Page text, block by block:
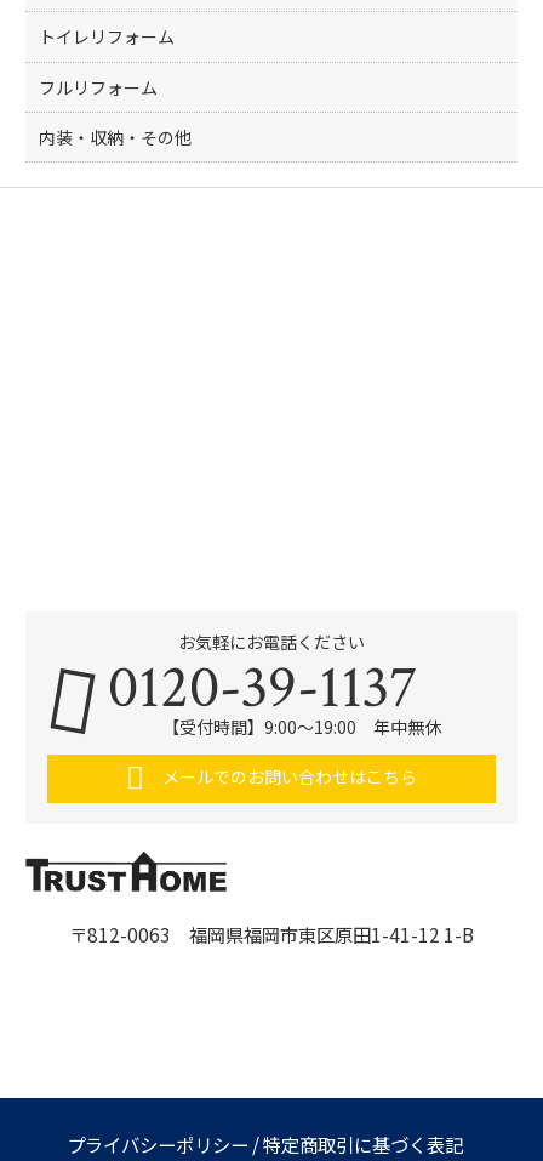
トイレリフォーム
フルリフォーム
内装・収納・その他
〒812-0063 福岡県福岡市東区原田1-41-12 1-B
お気軽にお電話ください
0120-39-1137
【受付時間】9:00～19:00 年中無休
メールでのお問い合わせはこちら
プライバシーポリシー /特定商取引に基づく表記